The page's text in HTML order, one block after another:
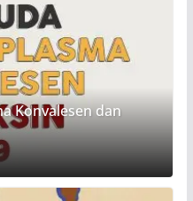
Konvalesen dan